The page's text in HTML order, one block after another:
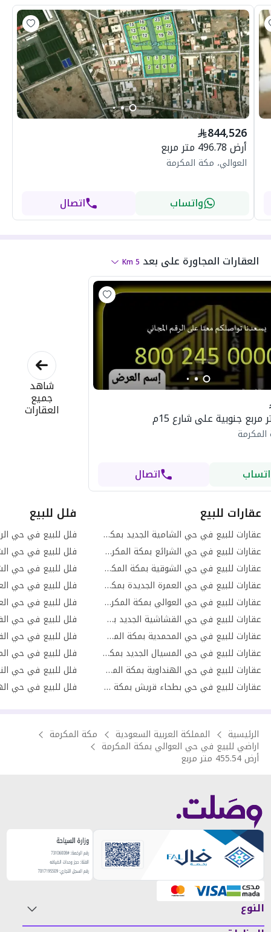
844,526
أرض 496.78 متر مربع
العوالي، مكة المكرمة
واتساب اتصال
العقارات المجاورة على بعد 5
Km
المكرمة
اتصال
شاهد
جميع
العقارات
عقارات للبيع
عقارات للبيع في حي الشامية الجديد بمكة المكرمة
عقارات للبيع في حي الشرائع بمكة المكرمة
عقارات للبيع في حي الشوقية بمكة المكرمة
عقارات للبيع في حي العمرة الجديدة بمكة المكرمة
عقارات للبيع في حي العوالي بمكة المكرمة
عقارات للبيع في حي القشاشية الجديد بمكة المكرمة
عقارات للبيع في حي المحمدية بمكة المكرمة
عقارات للبيع في حي المسيال الجديد بمكة المكرمة
عقارات للبيع في حي الهنداوية بمكة المكرمة
عقارات للبيع في حي بطحاء قريش بمكة المكرمة
فلل للبيع
فلل للبيع في حي
فلل للبيع في حي
فلل للبيع في حي
فلل للبيع في حي
فلل للبيع في حي
الرئيسية المملكة العربية السعودية مكة المكرمة
اراضي للبيع في حي العوالي بمكة المكرمة
أرض 455.54 متر مربع
النوع